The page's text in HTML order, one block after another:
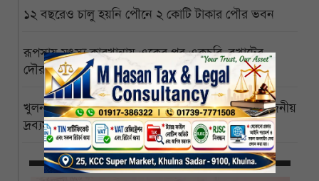
১২ বছরেও চালু হয়নি পৌনে ২ কোটি টাকার পৌর ভবন
রূপসায় মৎস্য কারখানায় একের পর একচুরি, বখাটের
দৌরাত্ম্যে অসহায় ব্যবসায়ীরা
খুলনার পাইকারি ও খুচরা বাজারে সবজি-সহ নিত্যপ্রয়োজনীয়
দ্রব্যমূল্যের ঊর্ধ্বগতি, চরম বিপাকে সাধারণ মানুষ